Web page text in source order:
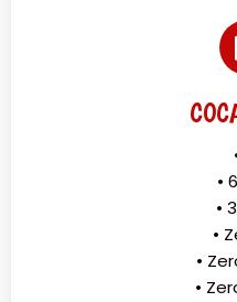
•
•
•
•
•